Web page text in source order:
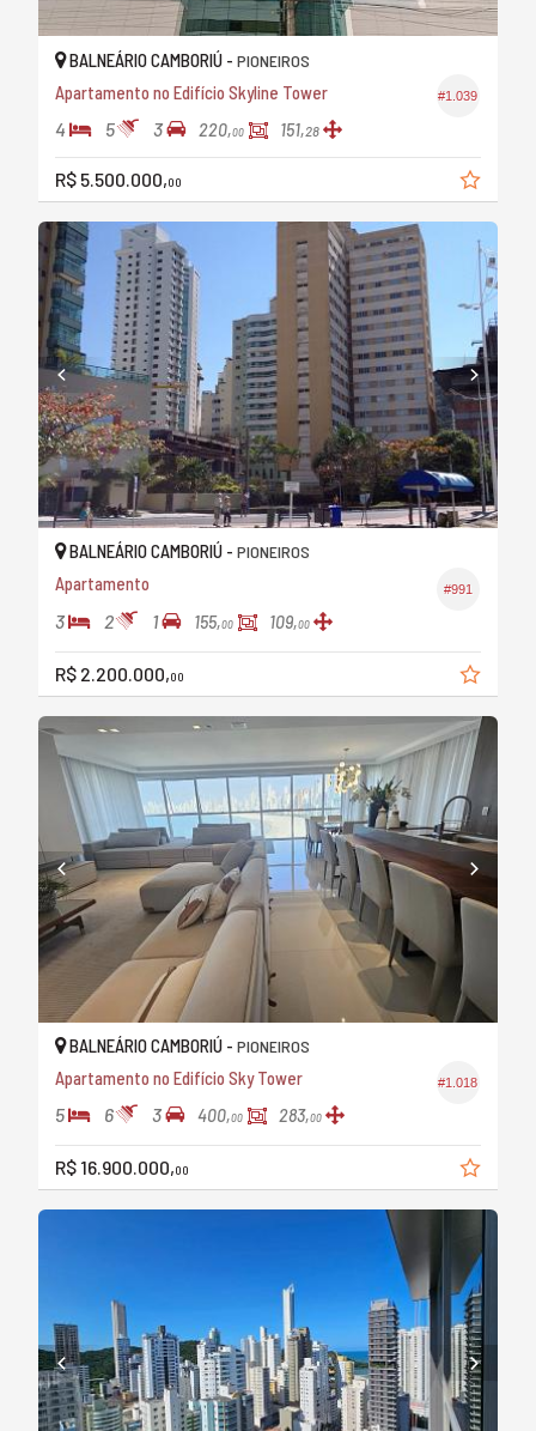
#1.039
BALNEÁRIO CAMBORIÚ - PIONEIROS
Apartamento no Edifício Skyline Tower
4 5 3 220,00 151,28
R$ 5.500.000,00
#991
BALNEÁRIO CAMBORIÚ - PIONEIROS
Apartamento
3 2 1 155,00 109,00
R$ 2.200.000,00
#1.018
BALNEÁRIO CAMBORIÚ - PIONEIROS
Apartamento no Edifício Sky Tower
5 6 3 400,00 283,00
R$ 16.900.000,00